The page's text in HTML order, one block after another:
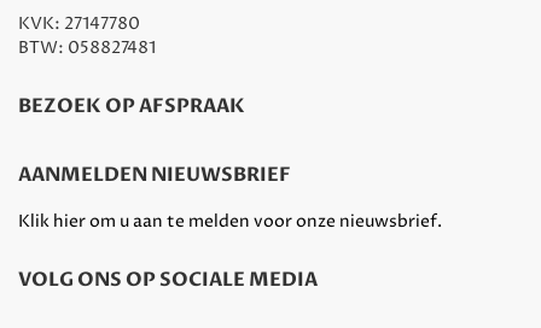
KVK: 27147780
BTW: 058827481
BEZOEK OP AFSPRAAK
AANMELDEN NIEUWSBRIEF
Klik hier om u aan te melden voor onze nieuwsbrief.
VOLG ONS OP SOCIALE MEDIA